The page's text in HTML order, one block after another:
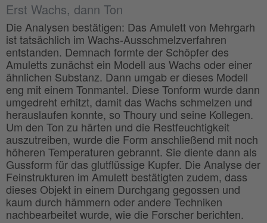
Erst Wachs, dann Ton
Die Analysen bestätigen: Das Amulett von Mehrgarh
ist tatsächlich im Wachs-Ausschmelzverfahren
entstanden. Demnach formte der Schöpfer des
Amuletts zunächst ein Modell aus Wachs oder einer
ähnlichen Substanz. Dann umgab er dieses Modell
eng mit einem Tonmantel. Diese Tonform wurde dann
umgedreht erhitzt, damit das Wachs schmelzen und
herauslaufen konnte, so Thoury und seine Kollegen.
Um den Ton zu härten und die Restfeuchtigkeit
auszutreiben, wurde die Form anschließend mit noch
höheren Temperaturen gebrannt. Sie diente dann als
Gussform für das glutflüssige Kupfer. Die Analyse der
Feinstrukturen im Amulett bestätigten zudem, dass
dieses Objekt in einem Durchgang gegossen und
kaum durch hämmern oder andere Techniken
nachbearbeitet wurde, wie die Forscher berichten.